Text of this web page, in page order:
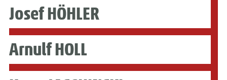
Josef HÖHLER
Arnulf HOLL